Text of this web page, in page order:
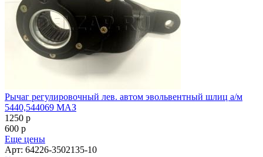
Рычаг регулировочный лев. автом эвольвентный шлиц а/м
5440,544069 МАЗ
1250 p
600 p
Еще цены
Арт: 64226-3502135-10